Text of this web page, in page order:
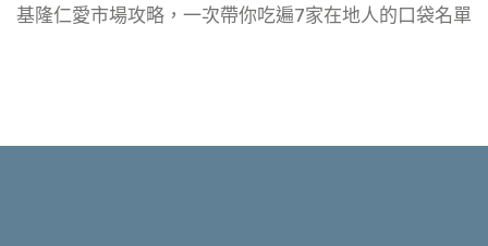
基隆仁愛市場攻略，一次帶你吃遍7家在地人的口袋名單